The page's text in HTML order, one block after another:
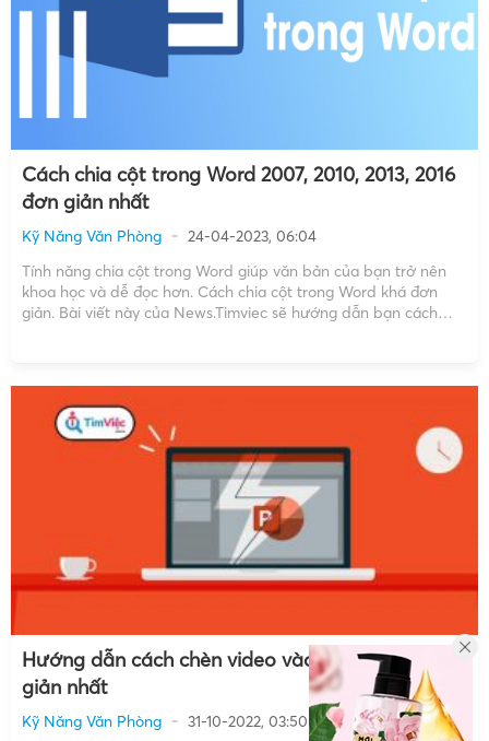
Cách chia cột trong Word 2007, 2010, 2013, 2016
đơn giản nhất
Kỹ Năng Văn Phòng
24-04-2023, 06:04
Tính năng chia cột trong Word giúp văn bản của bạn trở nên
khoa học và dễ đọc hơn. Cách chia cột trong Word khá đơn
giản. Bài viết này của News.Timviec sẽ hướng dẫn bạn cách
Hướng dẫn cách chèn video vào PowerPoint đơn
giản nhất
Kỹ Năng Văn Phòng
31-10-2022, 03:50